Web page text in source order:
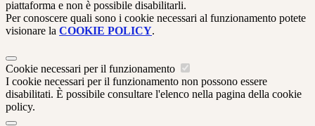
piattaforma e non è possibile disabilitarli.
Per conoscere quali sono i cookie necessari al funzionamento potete
visionare la COOKIE POLICY.
Cookie necessari per il funzionamento
I cookie necessari per il funzionamento non possono essere
disabilitati. È possibile consultare l'elenco nella pagina della cookie
policy.